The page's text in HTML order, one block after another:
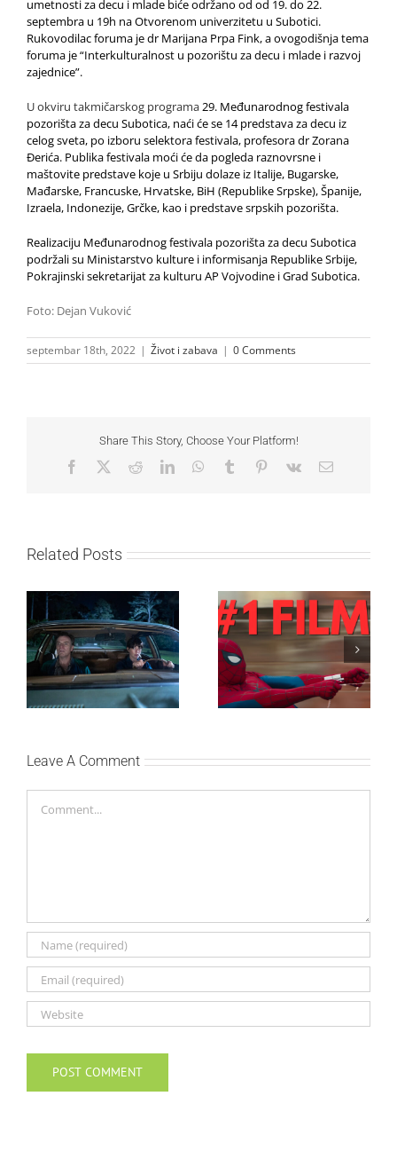
umetnosti za decu i mlade biće održano od od 19. do 22.
septembra u 19h na Otvorenom univerzitetu u Subotici.
Rukovodilac foruma je dr Marijana Prpa Fink, a ovogodišnja tema
foruma je “Interkulturalnost u pozorištu za decu i mlade i razvoj
zajednice”.
U okviru takmičarskog programa29. Međunarodnog festivala
pozorišta za decu Subotica, naći će se 14 predstava za decu iz
celog sveta, po izboru selektora festivala, profesora dr Zorana
Đerića. Publika festivala moći će da pogleda raznovrsne i
maštovite predstave koje u Srbiju dolaze iz Italije, Bugarske,
Mađarske, Francuske, Hrvatske, BiH (Republike Srpske), Španije,
Izraela, Indonezije, Grčke, kao i predstave srpskih pozorišta.
Realizaciju Međunarodnog festivala pozorišta za decu Subotica
podržali su Ministarstvo kulture i informisanja Republike Srbije,
Pokrajinski sekretarijat za kulturu AP Vojvodine i Grad Subotica.
Foto: Dejan Vuković
septembar 18th, 2022 | Život i zabava | 0 Comments
Share This Story, Choose Your Platform!
Facebook RedditLinkedInWhatsApp
Tumblr Pinterest
Vk Email
Related Posts
SF NIGHT: POSLEDNJI
DANI ULICE
HRASTOVA u Concept
Cinema i CineStar
bioskopima 12. avgusta
Najuspešnije otvaranje
studijskog filma u Srbiji:
Spajdermen: Novi dan
oborio rekord već prvog
vikenda
Leave A Comment